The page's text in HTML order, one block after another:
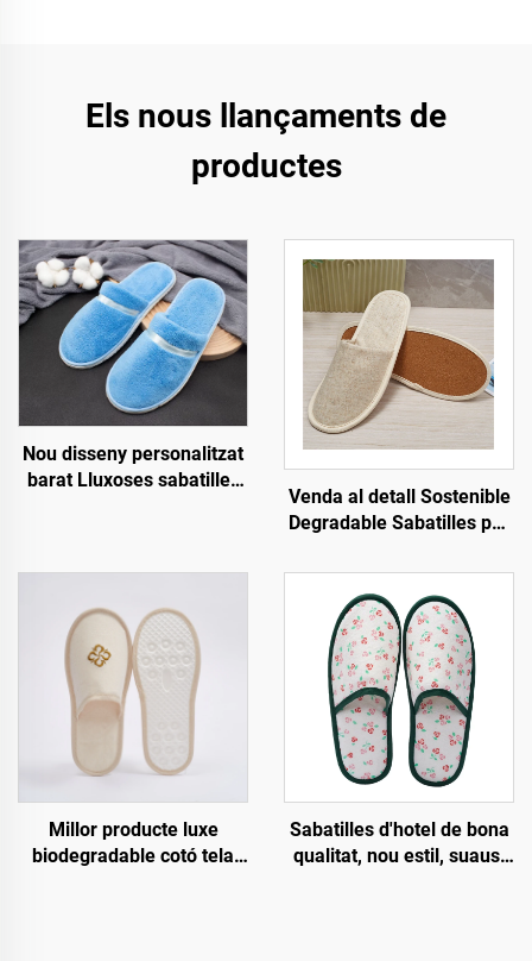
Els nous llançaments de
productes
Nou disseny personalitzat
barat Lluxoses sabatilles
Venda al detall Sostenible
Degradable Sabatilles per
Aèries Sabatilles
ecològiques Sabatilles de
cotó i llenç per a homes i
dones
Millor producte luxe
biodegradable cotó tela
Sabatilles d'hotel de bona
qualitat, nou estil, suaus,